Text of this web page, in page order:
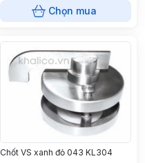
Chọn mua
Chốt VS xanh đỏ 043 KL304